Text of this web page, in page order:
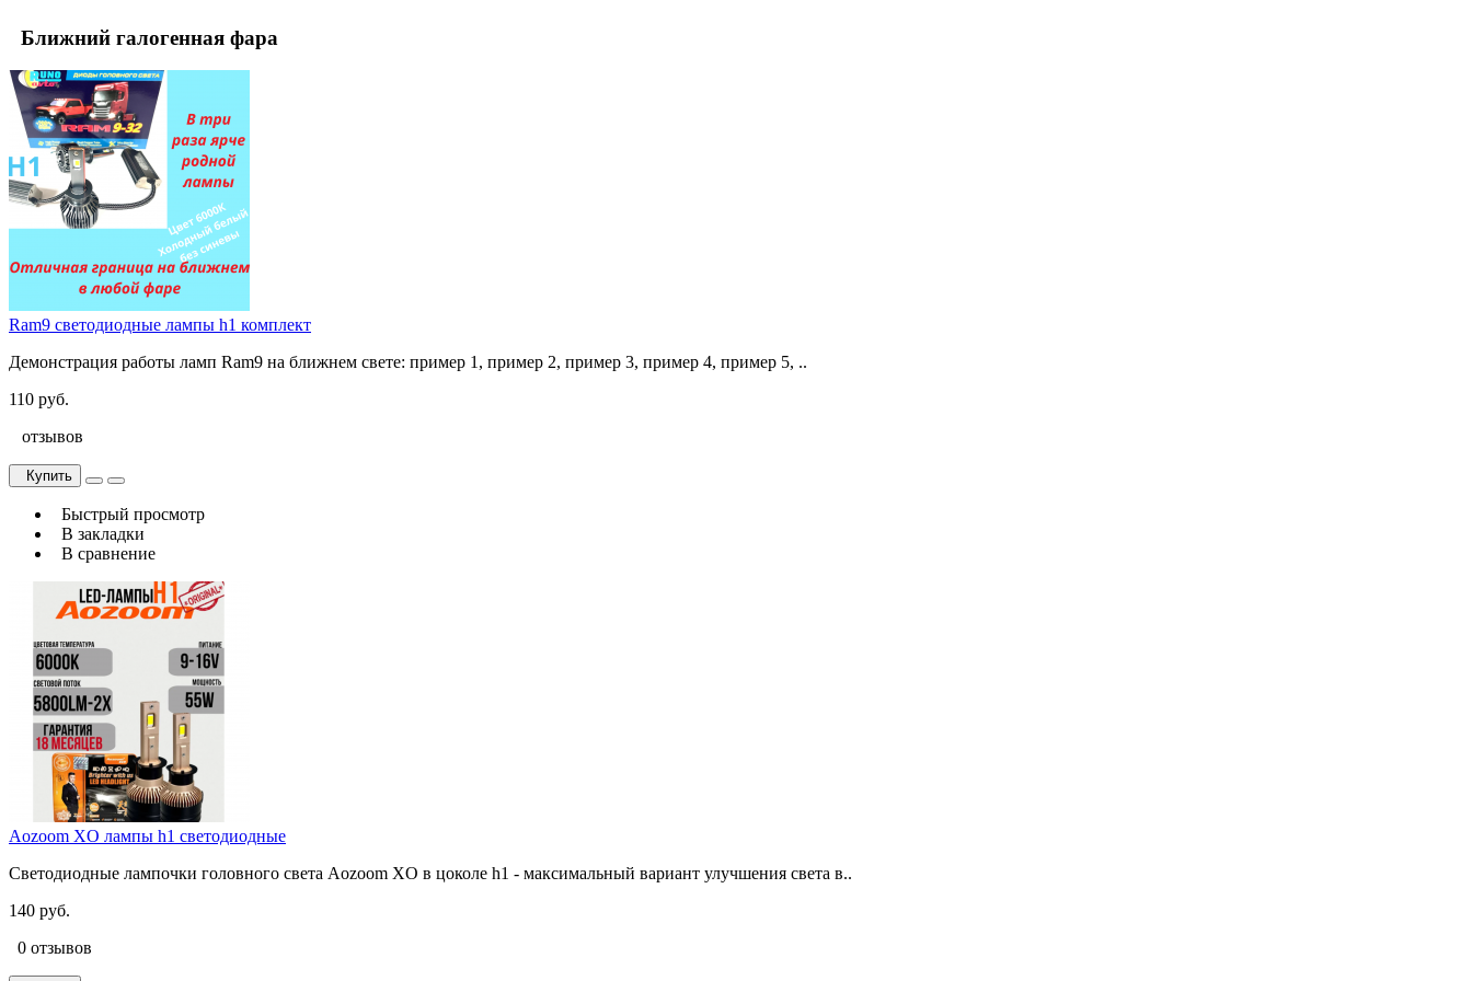
Ближний галогенная фара
Ram9 светодиодные лампы h1 комплект
Демонстрация работы ламп Ram9 на ближнем свете: пример 1, пример 2, пример 3, пример 4, пример 5, ..
110 руб.
отзывов
Купить
Быстрый просмотр
В закладки
В сравнение
Aozoom XO лампы h1 светодиодные
Светодиодные лампочки головного света Aozoom XO в цоколе h1 - максимальный вариант улучшения света в..
140 руб.
0 отзывов